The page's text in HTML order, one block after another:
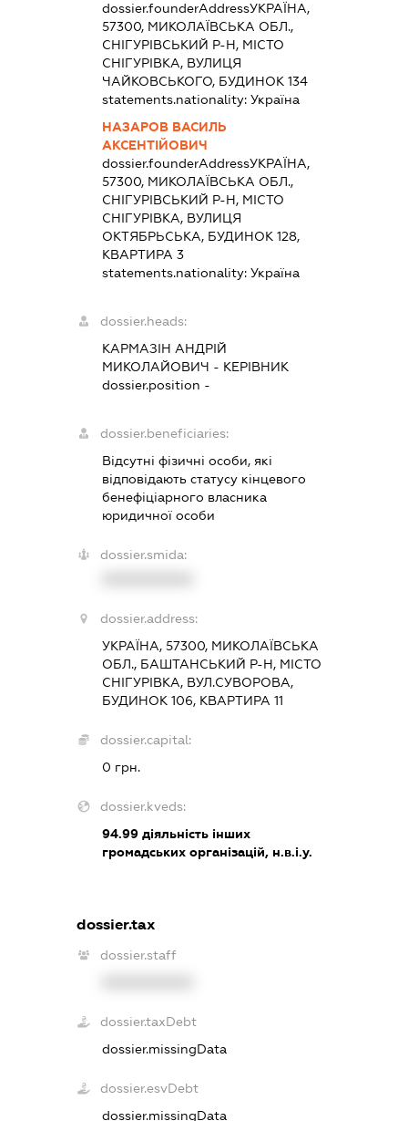
dossier.founderAddressУКРАЇНА,
57300, МИКОЛАЇВСЬКА ОБЛ.,
СНІГУРІВСЬКИЙ Р-Н, МІСТО
СНІГУРІВКА, ВУЛИЦЯ
ЧАЙКОВСЬКОГО, БУДИНОК 134
statements.nationality:Україна
НАЗАРОВ ВАСИЛЬ
АКСЕНТІЙОВИЧ
dossier.founderAddressУКРАЇНА,
57300, МИКОЛАЇВСЬКА ОБЛ.,
СНІГУРІВСЬКИЙ Р-Н, МІСТО
СНІГУРІВКА, ВУЛИЦЯ
ОКТЯБРЬСЬКА, БУДИНОК 128,
КВАРТИРА 3
statements.nationality:Україна
dossier.heads:
КАРМАЗІН АНДРІЙ
МИКОЛАЙОВИЧ - КЕРІВНИК
dossier.position -
dossier.beneficiaries:
Відсутні фізичні особи, які
відповідають статусу кінцевого
бенефіціарного власника
юридичної особи
dossier.smida:
dossier.address:
УКРАЇНА, 57300, МИКОЛАЇВСЬКА
ОБЛ., БАШТАНСЬКИЙ Р-Н, МІСТО
СНІГУРІВКА, ВУЛ.СУВОРОВА,
БУДИНОК 106, КВАРТИРА 11
dossier.capital:
0 грн.
dossier.kveds:
94.99 діяльність інших
громадських організацій, н.в.і.у.
dossier.tax
dossier.staff
dossier.taxDebt
dossier.missingData
dossier.esvDebt
dossier.missingData